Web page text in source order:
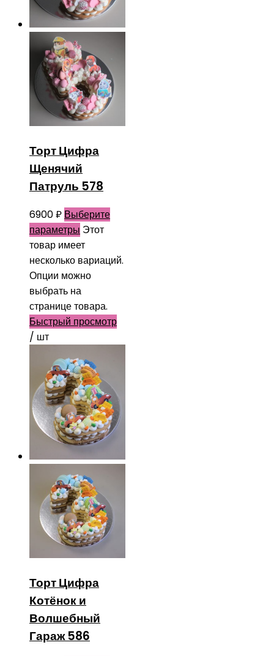
Торт Цифра
Щенячий
Патруль 578
6900₽ Выберите
параметры Этот
товар имеет
несколько вариаций.
Опции можно
выбрать на
странице товара.
Быстрый просмотр
/ шт
Торт Цифра
Котёнок и
Волшебный
Гараж 586